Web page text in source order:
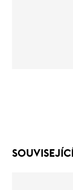
SOUVISEJÍCÍ